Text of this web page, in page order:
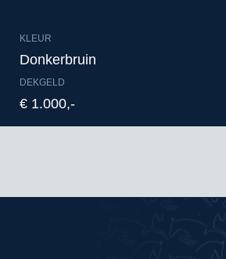
KLEUR
Donkerbruin
DEKGELD
€ 1.000,-